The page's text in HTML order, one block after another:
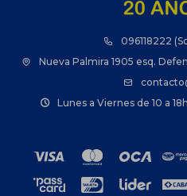
096118222
Nueva Palmira 1905 esq.
Lunes a Viernes de 10 a